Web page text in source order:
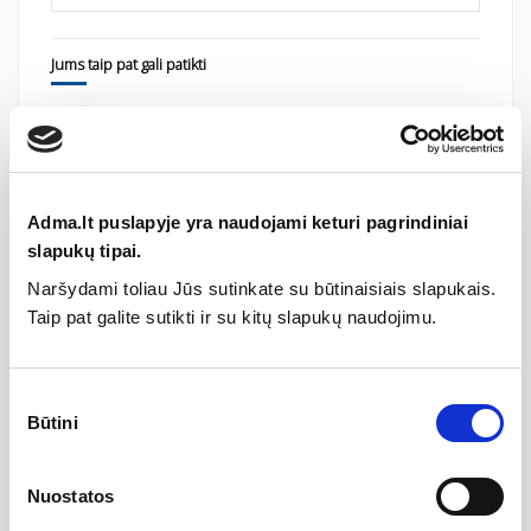
Adma.lt puslapyje yra naudojami keturi pagrindiniai
slapukų tipai.
Naršydami toliau Jūs sutinkate su būtinaisiais slapukais.
Taip pat galite sutikti ir su kitų slapukų naudojimu.
pasirinkimas
Būtini
Nuostatos
Jums taip pat gali patikti
8,24 € 10,99 €
Serija